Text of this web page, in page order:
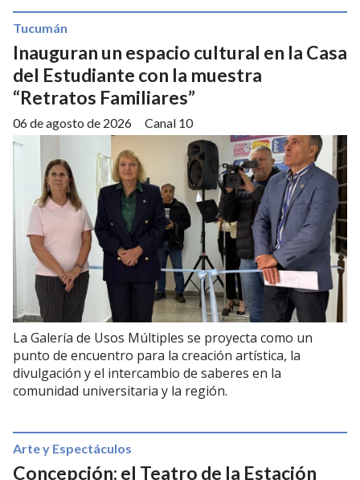
Inauguran un espacio cultural en la Casa
del Estudiante con la muestra
“Retratos Familiares”
Canal 10
Tucumán
06 de agosto de 2026
La Galería de Usos Múltiples se proyecta como un
punto de encuentro para la creación artística, la
divulgación y el intercambio de saberes en la
comunidad universitaria y la región.
Concepción: el Teatro de la Estación
Arte y Espectáculos